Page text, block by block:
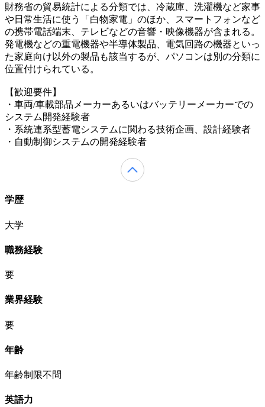
財務省の貿易統計による分類では、冷蔵庫、洗濯機など家事
や日常生活に使う「白物家電」のほか、スマートフォンなど
の携帯電話端末、テレビなどの音響・映像機器が含まれる。
発電機などの重電機器や半導体製品、電気回路の機器といっ
た家庭向け以外の製品も該当するが、パソコンは別の分類に
位置付けられている。
【歓迎要件】
・車両/車載部品メーカーあるいはバッテリーメーカーでの
システム開発経験者
・系統連系型蓄電システムに関わる技術企画、設計経験者
・自動制御システムの開発経験者
学歴
大学
職務経験
要
業界経験
要
年齢
年齢制限不問
英語力